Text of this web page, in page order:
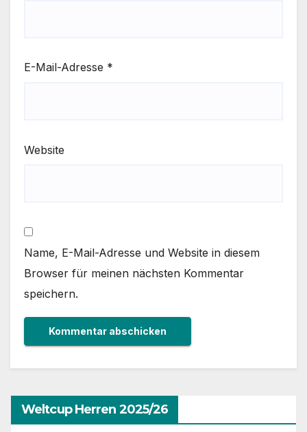
E-Mail-Adresse *
Website
Name, E-Mail-Adresse und Website in diesem
Browser für meinen nächsten Kommentar
speichern.
Weltcup Herren 2025/26